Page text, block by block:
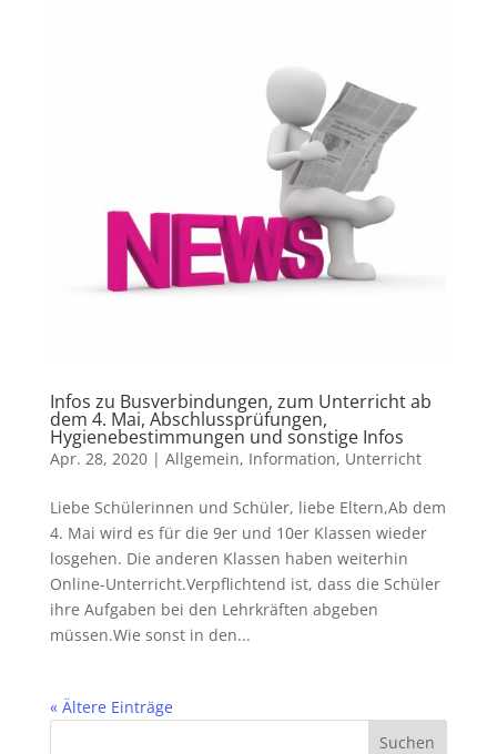
Infos zu Busverbindungen, zum Unterricht ab
dem 4. Mai, Abschlussprüfungen,
Hygienebestimmungen und sonstige Infos
Apr. 28, 2020| Allgemein, Information, Unterricht
Liebe Schülerinnen und Schüler, liebe Eltern,Ab dem
4. Mai wird es für die 9er und 10er Klassen wieder
losgehen. Die anderen Klassen haben weiterhin
Online-Unterricht.Verpflichtend ist, dass die Schüler
ihre Aufgaben bei den Lehrkräften abgeben
müssen.Wie sonst in den...
« Ältere Einträge
Suchen